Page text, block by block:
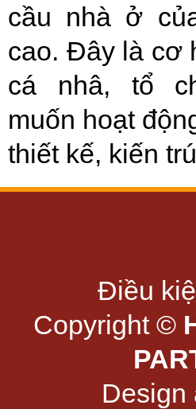
cầu nhà ở
cao. Đây là cơ
cá nhâ, tổ
muốn hoạt
thiết kế, kiến
Điều
Copyright ©
Design